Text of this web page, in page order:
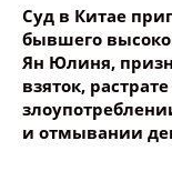
Суд в Китае
бывшего
Ян Юлиня,
взяток,
и отмывании